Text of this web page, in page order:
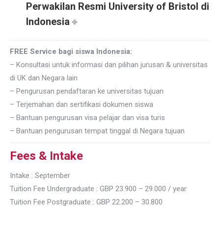
Perwakilan Resmi University of Bristol di
Indonesia
FREE Service bagi siswa Indonesia:
– Konsultasi untuk informasi dan pilihan jurusan & universitas
di UK dan Negara lain
– Pengurusan pendaftaran ke universitas tujuan
– Terjemahan dan sertifikasi dokumen siswa
– Bantuan pengurusan visa pelajar dan visa turis
– Bantuan pengurusan tempat tinggal di Negara tujuan
Fees & Intake
Intake : September
Tuition Fee Undergraduate : GBP 23.900 – 29.000 / year
Tuition Fee Postgraduate : GBP 22.200 – 30.800